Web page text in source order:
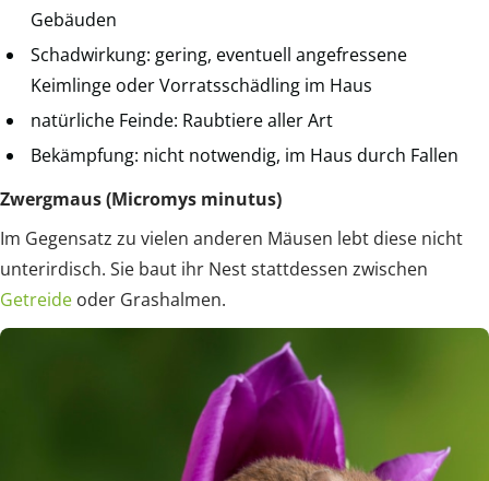
Gebäuden
Schadwirkung: gering, eventuell angefressene
Keimlinge oder Vorratsschädling im Haus
natürliche Feinde: Raubtiere aller Art
Bekämpfung: nicht notwendig, im Haus durch Fallen
Zwergmaus (Micromys minutus)
Im Gegensatz zu vielen anderen Mäusen lebt diese nicht
unterirdisch. Sie baut ihr Nest stattdessen zwischen
Getreide oder Grashalmen.